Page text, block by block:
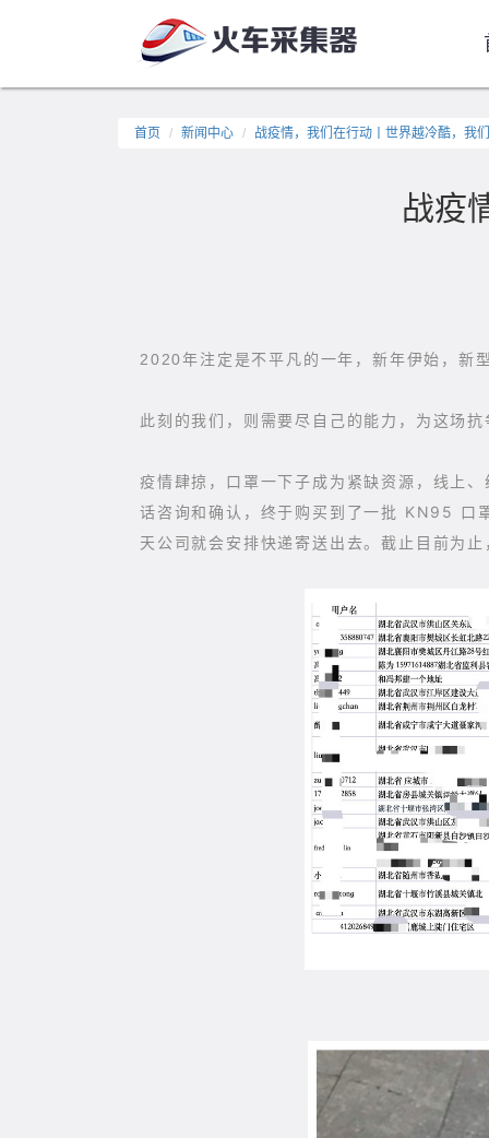
首页 新闻中心 战疫情，我们在行动丨世界越冷酷，我
战疫
2020年注定是不平凡的一年，新年伊始，新
此刻的我们，则需要尽自己的能力，为这场
疫情肆掠，口罩一下子成为紧缺资源，线上
话咨询和确认，终于购买到了一批 KN95 口
天公司就会安排快递寄送出去。截止目前为